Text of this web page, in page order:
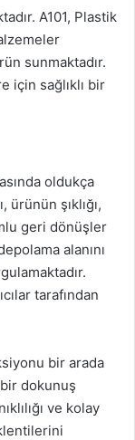
A101, Plastik
sunmaktadır.
için sağlıklı bir
oldukça
şıklığı,
geri dönüşler
alanını
tarafından
bir arada
dokunuş
ve kolay